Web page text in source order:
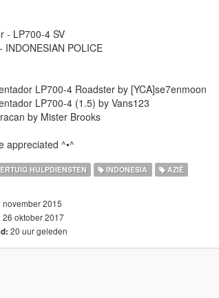
- LP700-4 SV
INDONESIAN POLICE
LP700-4 Roadster by [YCA]se7enmoon
LP700-4 (1.5) by Vans123
by Mister Brooks
appreciated ^•^
HULPDIENSTEN INDONESIA AZIË
november 2015
26 oktober 2017
20 uur geleden